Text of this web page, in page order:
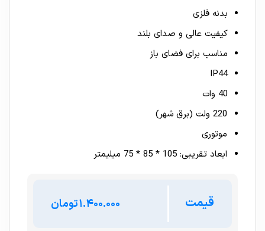
بدنه فلزی
کیفیت عالی و صدای بلند
مناسب برای فضای باز
IP44
40 وات
موتوری
ابعاد تقریبی: 105 * 85 * 75 میلیمتر
قیمت تومان